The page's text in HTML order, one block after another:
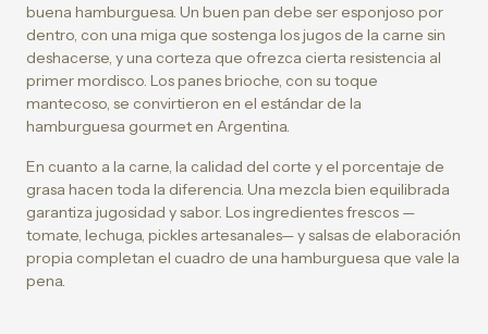
buena hamburguesa. Un buen pan debe ser esponjoso por
dentro, con una miga que sostenga los jugos de la carne sin
deshacerse, y una corteza que ofrezca cierta resistencia al
primer mordisco. Los panes brioche, con su toque
mantecoso, se convirtieron en el estándar de la
hamburguesa gourmet en Argentina.
En cuanto a la carne, la calidad del corte y el porcentaje de
grasa hacen toda la diferencia. Una mezcla bien equilibrada
garantiza jugosidad y sabor. Los ingredientes frescos —
tomate, lechuga, pickles artesanales— y salsas de elaboración
propia completan el cuadro de una hamburguesa que vale la
pena.